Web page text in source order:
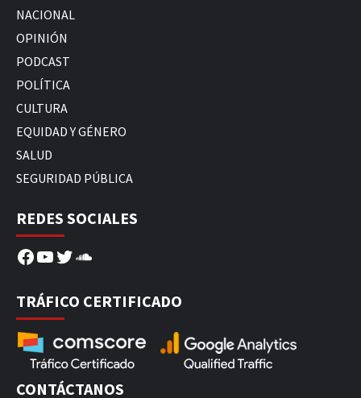
NACIONAL
OPINIÓN
PODCAST
POLÍTICA
CULTURA
EQUIDAD Y GÉNERO
SALUD
SEGURIDAD PÚBLICA
REDES SOCIALES
Facebook
YouTube
Twitter
SoundCloud
TRÁFICO CERTIFICADO
CONTÁCTANOS